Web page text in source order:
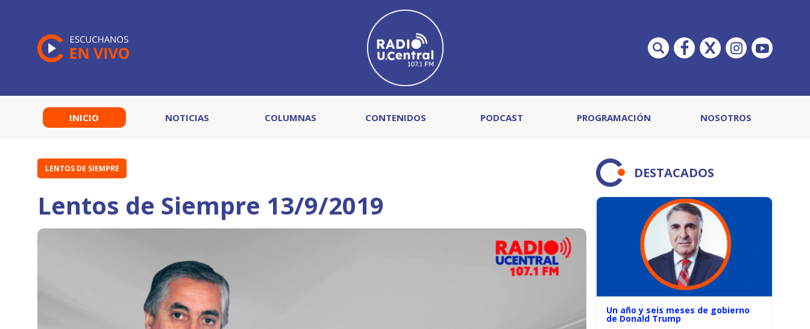
INICIO NOTICIAS COLUMNAS CONTENIDOS PODCAST PROGRAMACIÓN NOSOTROS
LENTOS DE SIEMPRE
Lentos de Siempre 13/9/2019
DESTACADOS
Un año y seis meses de gobierno
de Donald Trump